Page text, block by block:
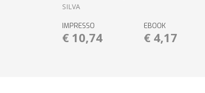
SILVA
IMPRESSO
€ 10,74
EBOOK
€ 4,17